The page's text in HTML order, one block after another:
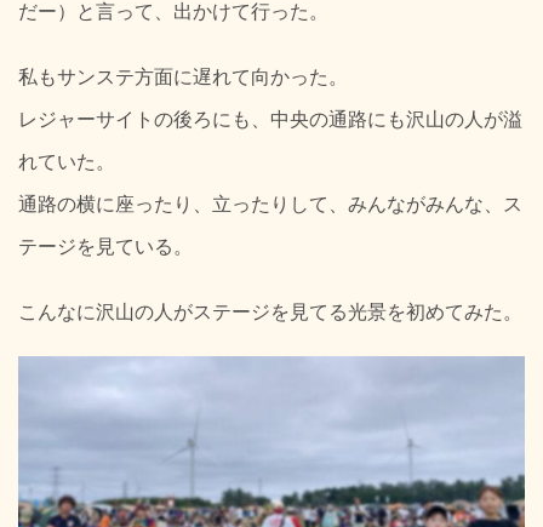
だー）と言って、出かけて行った。
私もサンステ方面に遅れて向かった。
レジャーサイトの後ろにも、中央の通路にも沢山の人が溢
れていた。
通路の横に座ったり、立ったりして、みんながみんな、ス
テージを見ている。
こんなに沢山の人がステージを見てる光景を初めてみた。